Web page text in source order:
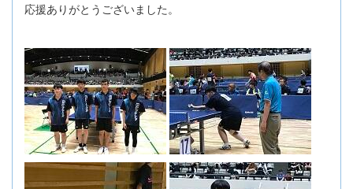
応援ありがとうございました。